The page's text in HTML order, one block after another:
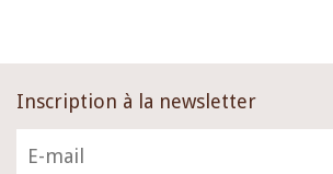
Inscription à la newsletter